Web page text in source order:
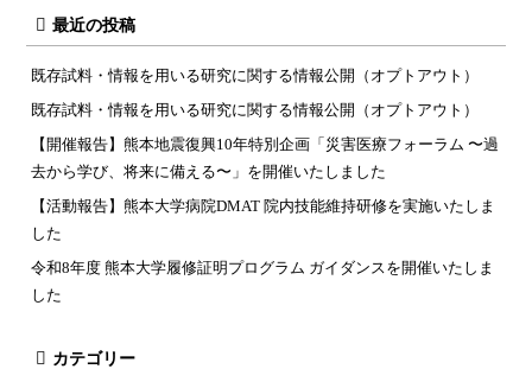
最近の投稿
既存試料・情報を用いる研究に関する情報公開（オプトアウト）
既存試料・情報を用いる研究に関する情報公開（オプトアウト）
【開催報告】熊本地震復興10年特別企画「災害医療フォーラム 〜過
去から学び、将来に備える〜」を開催いたしました
【活動報告】熊本大学病院DMAT 院内技能維持研修を実施いたしま
した
令和8年度 熊本大学履修証明プログラム ガイダンスを開催いたしま
した
カテゴリー